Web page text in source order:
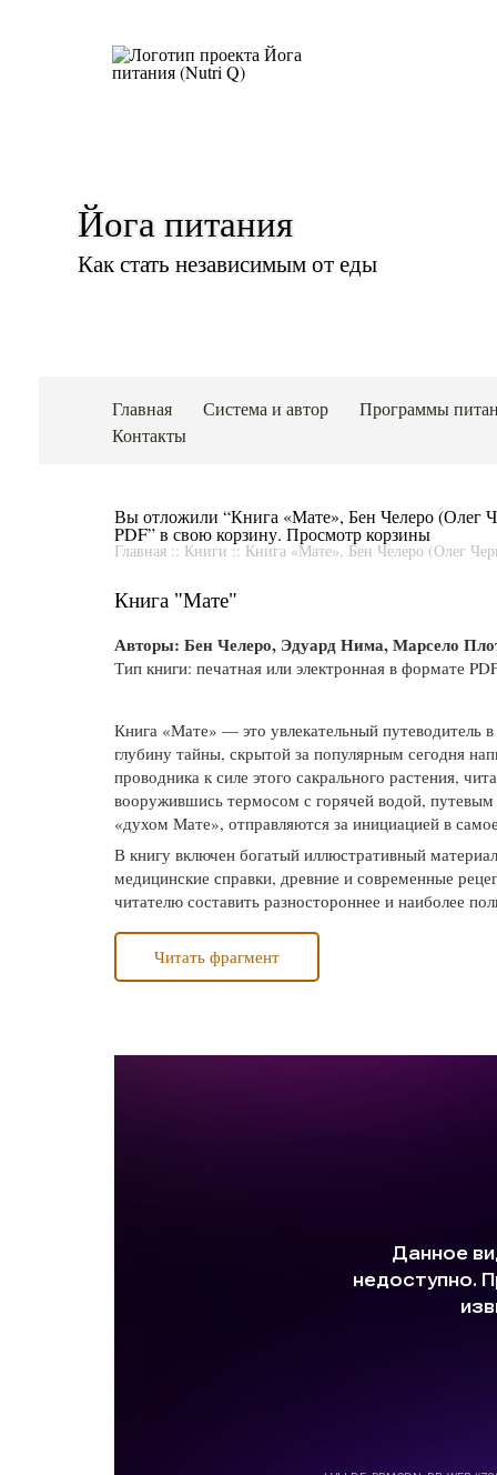
Йога питания
Как стать независимым от еды
Главная Система и автор
Программы
Контакты
Вы отложили “Книга «Мате», Бен Челеро
PDF” в свою корзину.Просмотр корзины
Главная :: Книги :: Книга «Мате», Бен Челеро (Олег
Книга "Мате"
Авторы: Бен Челеро, Эдуард Нима, Марсело
Тип книги: печатная или электронная в формате
Книга «Мате» — это увлекательный путеводитель
глубину тайны, скрытой за популярным сегодня
проводника к силе этого сакрального растения,
вооружившись термосом с горячей водой,
«духом Мате», отправляются за инициацией в
В книгу включен богатый иллюстративный
медицинские справки, древние и современные
читателю составить разностороннее и наиболее
Читать фрагмент
Ben-CHelero_-Mate-27-str